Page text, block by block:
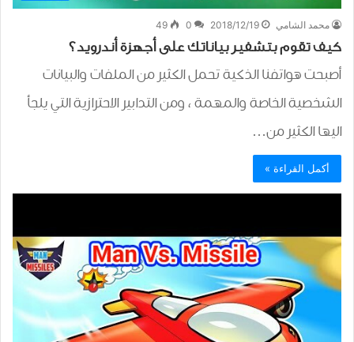
محمد الشامي 2018/12/19
0
49
كيف تقوم بتشفير بياناتك على أجهزة أندرويد؟
أصبحت هواتفنا الذكية تحمل الكثير من الملفات والبيانات
الشخصية الخاصة والمهمة ، ومن التدابير الاحترازية التي يلجأ
اليها الكثير من…
أكمل القراءة »